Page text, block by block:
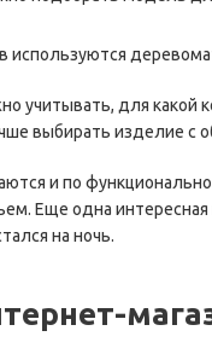
используются
учитывать, для какой
выбирать изделие с
и по
Еще одна интересная
на ночь.